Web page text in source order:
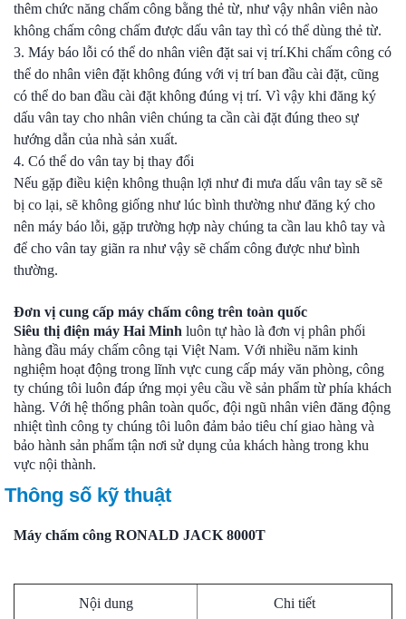
thêm chức năng chấm công bằng thẻ từ, như vậy nhân viên nào
không chấm công chấm được dấu vân tay thì có thể dùng thẻ từ.
3. Máy báo lỗi có thể do nhân viên đặt sai vị trí.Khi chấm công có
thể do nhân viên đặt không đúng với vị trí ban đầu cài đặt, cũng
có thể do ban đầu cài đặt không đúng vị trí. Vì vậy khi đăng ký
dấu vân tay cho nhân viên chúng ta cần cài đặt đúng theo sự
hướng dẫn của nhà sản xuất.
4. Có thể do vân tay bị thay đổi
Nếu gặp điều kiện không thuận lợi như đi mưa dấu vân tay sẽ sẽ
bị co lại, sẽ không giống như lúc bình thường như đăng ký cho
nên máy báo lỗi, gặp trường hợp này chúng ta cần lau khô tay và
để cho vân tay giãn ra như vậy sẽ chấm công được như bình
thường.
Đơn vị cung cấp máy chấm công trên toàn quốc
Siêu thị điện máy Hai Minh luôn tự hào là đơn vị phân phối
hàng đầu máy chấm công tại Việt Nam. Với nhiều năm kinh
nghiệm hoạt động trong lĩnh vực cung cấp máy văn phòng, công
ty chúng tôi luôn đáp ứng mọi yêu cầu về sản phẩm từ phía khách
hàng. Với hệ thống phân toàn quốc, đội ngũ nhân viên đăng động
nhiệt tình công ty chúng tôi luôn đảm bảo tiêu chí giao hàng và
bảo hành sản phẩm tận nơi sử dụng của khách hàng trong khu
vực nội thành.
Thông số kỹ thuật
Máy chấm công RONALD JACK 8000T
Nội dung Chi tiết